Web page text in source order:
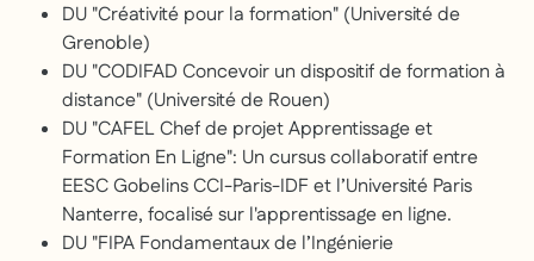
DU "Créativité pour la formation" (Université de
Grenoble)
DU "CODIFAD Concevoir un dispositif de formation à
distance" (Université de Rouen)
DU "CAFEL Chef de projet Apprentissage et
Formation En Ligne": Un cursus collaboratif entre
EESC Gobelins CCI-Paris-IDF et l’Université Paris
Nanterre, focalisé sur l'apprentissage en ligne.
DU "FIPA Fondamentaux de l’Ingénierie